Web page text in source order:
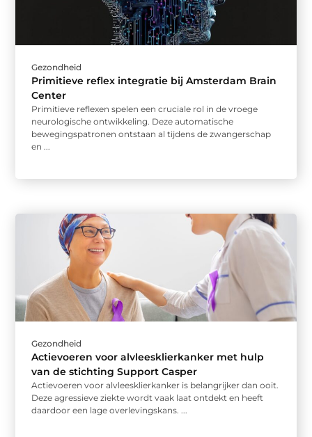
Gezondheid
Primitieve reflex integratie bij Amsterdam Brain
Center
Primitieve reflexen spelen een cruciale rol in de vroege
neurologische ontwikkeling. Deze automatische
bewegingspatronen ontstaan al tijdens de zwangerschap
en ...
Gezondheid
Actievoeren voor alvleesklierkanker met hulp
van de stichting Support Casper
Actievoeren voor alvleesklierkanker is belangrijker dan ooit.
Deze agressieve ziekte wordt vaak laat ontdekt en heeft
daardoor een lage overlevingskans. ...